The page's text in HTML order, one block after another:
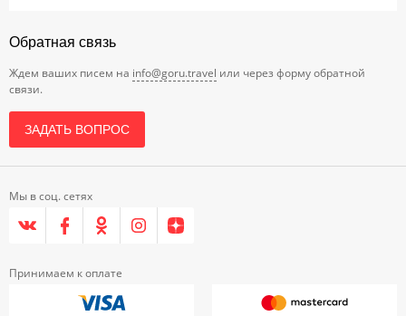
Обратная связь
Ждем ваших писем на info@goru.travel или через форму обратной
связи.
ЗАДАТЬ ВОПРОС
Мы в соц. сетях
Принимаем к оплате